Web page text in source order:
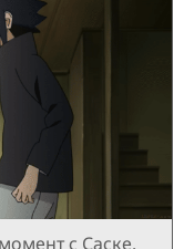
с Саске.